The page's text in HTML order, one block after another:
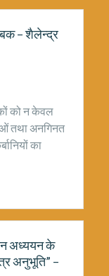
– शैलेन्द्र
को न केवल
तथा अनगिनत
का
अध्ययन के
अनुभूति” –